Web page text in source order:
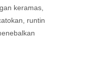
keramas,
runtin